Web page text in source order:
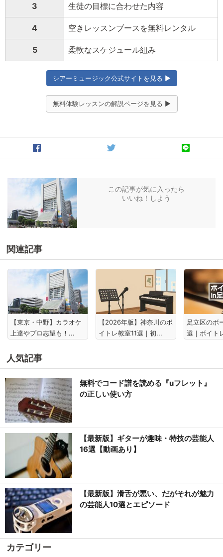
3 生徒の目標に合わせた内容
4 空きレッスンブースを無料レンタル
5 柔軟なスケジュール組み
シアーミュージック公式サイトを見る ▶
無料体験レッスンの解説ページを見る ▶
この記事が気に入ったら
いいね！しよう
関連記事
【東京・中野】カラオケ
上達やプロ志望も！...
【2026年版】神奈川のボ
イトレ教室11選｜初...
足立区のボ
選｜ボイト
人気記事
無料でコード譜を読める『uフレット』
の正しい使い方
【最新版】ギターが趣味・特技の芸能人
16選【動画あり】
【最新版】滑舌が悪い、だがそれが魅力
の芸能人10選とエピソード
カテゴリー